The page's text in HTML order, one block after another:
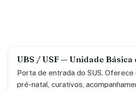
UBS / USF — Unidade Básica
Porta de entrada do SUS. Oferece
pré-natal, curativos,